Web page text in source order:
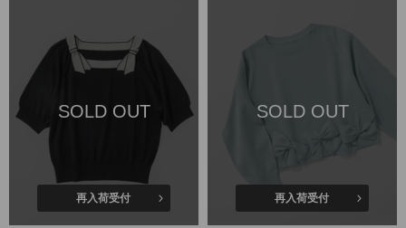
SOLD OUT
再入荷受付
SOLD OUT
再入荷受付